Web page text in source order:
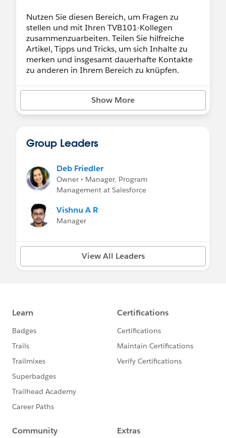
Nutzen Sie diesen Bereich, um Fragen zu
stellen und mit Ihren TVB101-Kollegen
zusammenzuarbeiten. Teilen Sie hilfreiche
Artikel, Tipps und Tricks, um sich Inhalte zu
merken und insgesamt dauerhafte Kontakte
zu anderen in Ihrem Bereich zu knüpfen.
Wenn Sie Fragen zu Ihrer TVB-Organisation
oder zur Kurslogistik haben (wie melde ich
mich an, fehlende Anmeldeinformationen
https://trailhead.salesforce.com/help?
über Ihre TVB-Organisation an, die Sie zu
Beginn Ihrer Kohorte angegeben haben.
hierher zurückzukehren und denen zu helfen,
die gerade erst ihre Reise beginnen. Fröhliche
Trails!
Show More
Group Leaders
Deb Friedler
Owner • Manager, Program
Management at Salesforce
Vishnu A R
Manager
View All Leaders